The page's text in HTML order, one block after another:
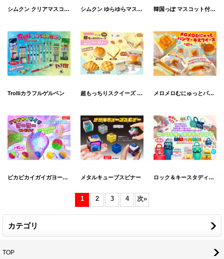
シムクン クリアマスコットゲルペン シムクン ゆらゆらマスコットゲルペン 韓国っぽ マスコット付ゲルペン アソート
Trolliカラフルゲルペン 超もっちりスクイーズ しっとりやわらかベーカリー メロメロむにゅっとパンケーキスクイーズ
ピカピカイガイガヨーヨーNEW メタルキューブスピナー ロック＆キースタディTOY
1 2 3 4 次»
カテゴリ
TOP